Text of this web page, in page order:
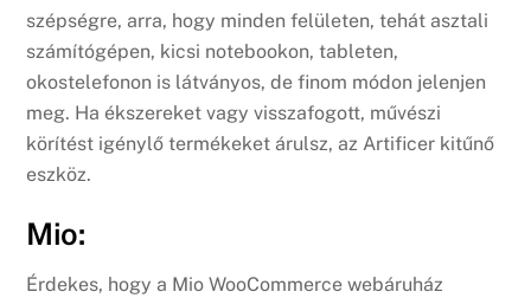
szépségre, arra, hogy minden felületen, tehát asztali
számítógépen, kicsi notebookon, tableten,
okostelefonon is látványos, de finom módon jelenjen
meg. Ha ékszereket vagy visszafogott, művészi
körítést igénylő termékeket árulsz, az Artificer kitűnő
eszköz.
Mio:
Érdekes, hogy a Mio WooCommerce webáruház